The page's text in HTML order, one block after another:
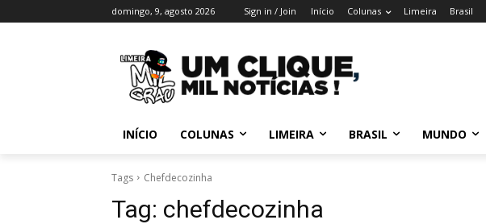
domingo, 9, agosto 2026 Sign in / Join Início Colunas Limeira Brasil
INÍCIO COLUNAS LIMEIRA BRASIL MUNDO
Tags Chefdecozinha
Tag: chefdecozinha